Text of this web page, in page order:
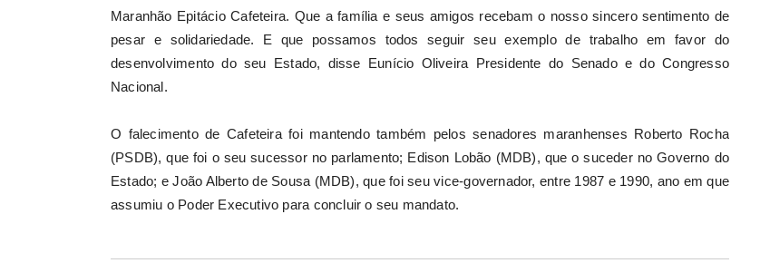
Maranhão Epitácio Cafeteira. Que a família e seus amigos recebam o nosso sincero sentimento de
pesar e solidariedade. E que possamos todos seguir seu exemplo de trabalho em favor do
desenvolvimento do seu Estado, disse Eunício Oliveira Presidente do Senado e do Congresso
Nacional.
O falecimento de Cafeteira foi mantendo também pelos senadores maranhenses Roberto Rocha
(PSDB), que foi o seu sucessor no parlamento; Edison Lobão (MDB), que o suceder no Governo do
Estado; e João Alberto de Sousa (MDB), que foi seu vice-governador, entre 1987 e 1990, ano em que
assumiu o Poder Executivo para concluir o seu mandato.